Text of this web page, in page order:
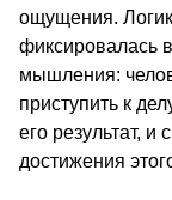
ощущения.
фиксировалась
мышления:
приступить к
его результат, и
достижения